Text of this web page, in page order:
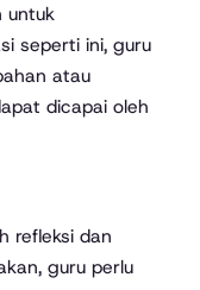
untuk
seperti ini, guru
atau
dicapai oleh
refleksi dan
guru perlu